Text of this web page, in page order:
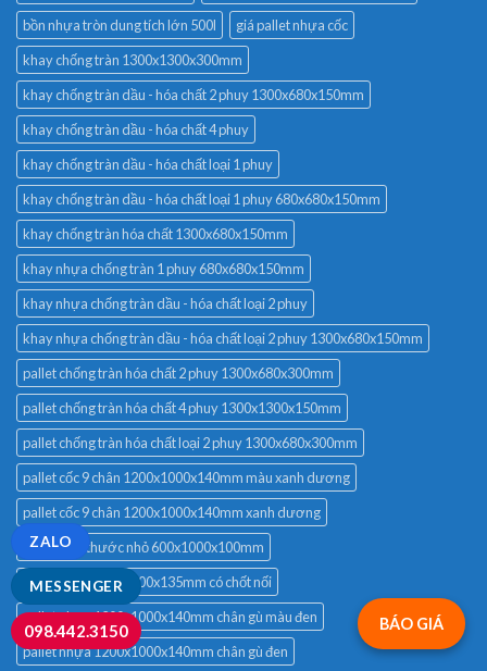
bồn nhựa tròn dung tích lớn 500l
giá pallet nhựa cốc
khay chống tràn 1300x1300x300mm
khay chống tràn dầu - hóa chất 2 phuy 1300x680x150mm
khay chống tràn dầu - hóa chất 4 phuy
khay chống tràn dầu - hóa chất loại 1 phuy
khay chống tràn dầu - hóa chất loại 1 phuy 680x680x150mm
khay chống tràn hóa chất 1300x680x150mm
khay nhựa chống tràn 1 phuy 680x680x150mm
khay nhựa chống tràn dầu - hóa chất loại 2 phuy
khay nhựa chống tràn dầu - hóa chất loại 2 phuy 1300x680x150mm
pallet chống tràn hóa chất 2 phuy 1300x680x300mm
pallet chống tràn hóa chất 4 phuy 1300x1300x150mm
pallet chống tràn hóa chất loại 2 phuy 1300x680x300mm
pallet cốc 9 chân 1200x1000x140mm màu xanh dương
pallet cốc 9 chân 1200x1000x140mm xanh dương
pallet kích thước nhỏ 600x1000x100mm
pallet nhựa 600x1000x135mm có chốt nối
pallet nhựa 1200x1000x140mm chân gù màu đen
pallet nhựa 1200x1000x140mm chân gù đen
BÁO GIÁ
MESSENGER
ZALO
098.442.3150